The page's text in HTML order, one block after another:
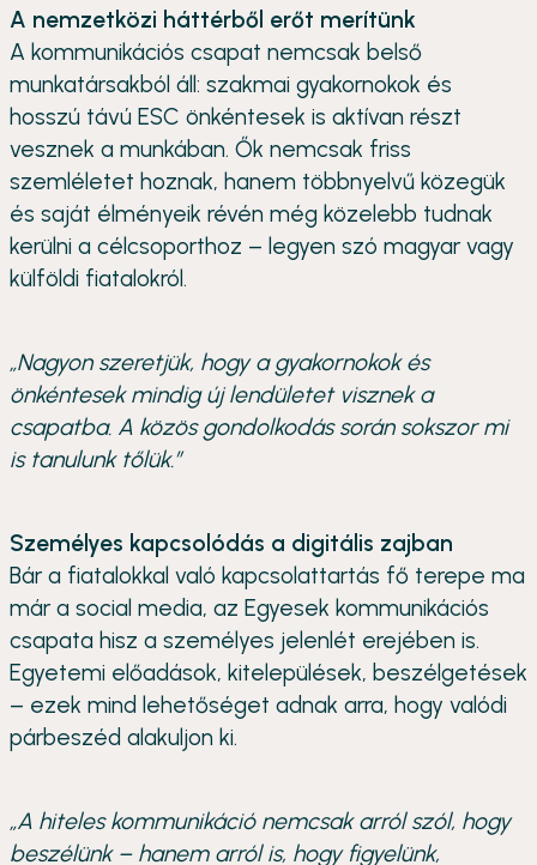
A nemzetközi háttérből erőt merítünk
A kommunikációs csapat nemcsak belső
munkatársakból áll: szakmai gyakornokok és
hosszú távú ESC önkéntesek is aktívan részt
vesznek a munkában. Ők nemcsak friss
szemléletet hoznak, hanem többnyelvű közegük
és saját élményeik révén még közelebb tudnak
kerülni a célcsoporthoz – legyen szó magyar vagy
külföldi fiatalokról.
„Nagyon szeretjük, hogy a gyakornokok és
önkéntesek mindig új lendületet visznek a
csapatba. A közös gondolkodás során sokszor mi
is tanulunk tőlük.”
Személyes kapcsolódás a digitális zajban
Bár a fiatalokkal való kapcsolattartás fő terepe ma
már a social media, az Egyesek kommunikációs
csapata hisz a személyes jelenlét erejében is.
Egyetemi előadások, kitelepülések, beszélgetések
– ezek mind lehetőséget adnak arra, hogy valódi
párbeszéd alakuljon ki.
„A hiteles kommunikáció nemcsak arról szól, hogy
beszélünk – hanem arról is, hogy figyelünk,